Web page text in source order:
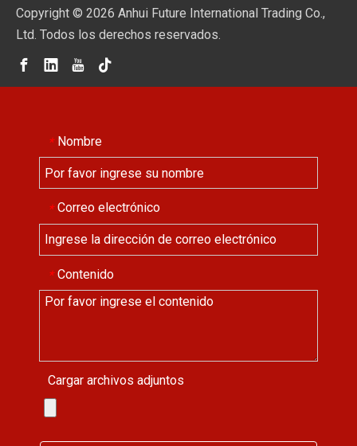
Copyright © 2026 Anhui Future International Trading Co.,
Ltd. Todos los derechos reservados.
* Nombre
* Correo electrónico
* Contenido
Cargar archivos adjuntos